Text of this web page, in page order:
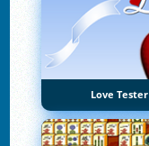
Love Tester